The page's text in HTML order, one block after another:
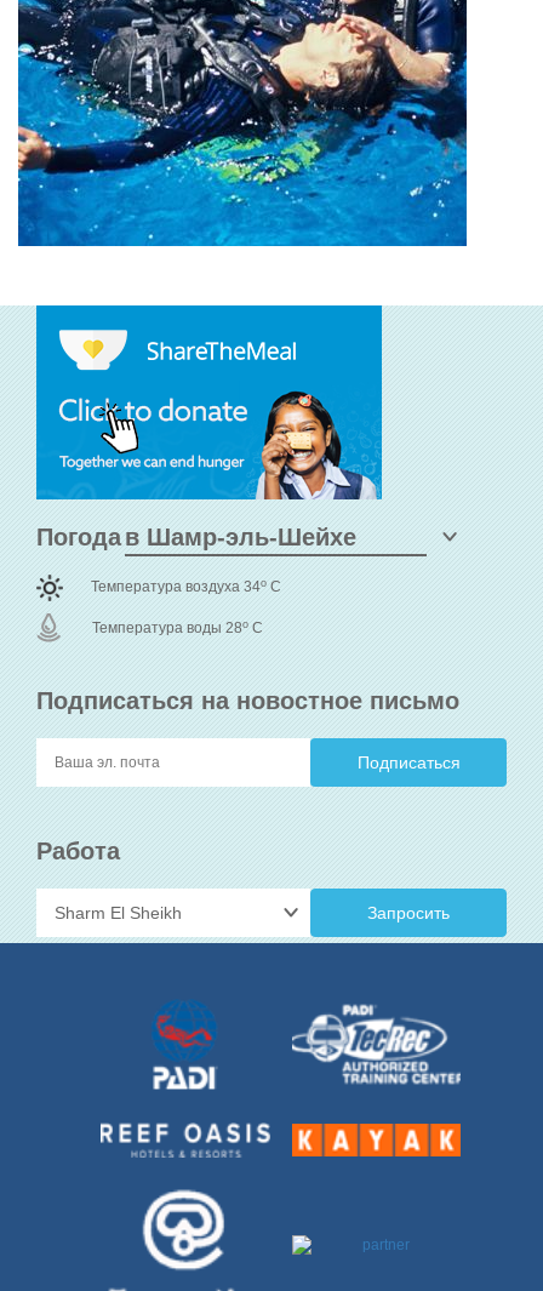
Подписаться на новостное письмо
Работа
Запросить
Погода
Температура воздуха 34o C
Температура воды 28o C